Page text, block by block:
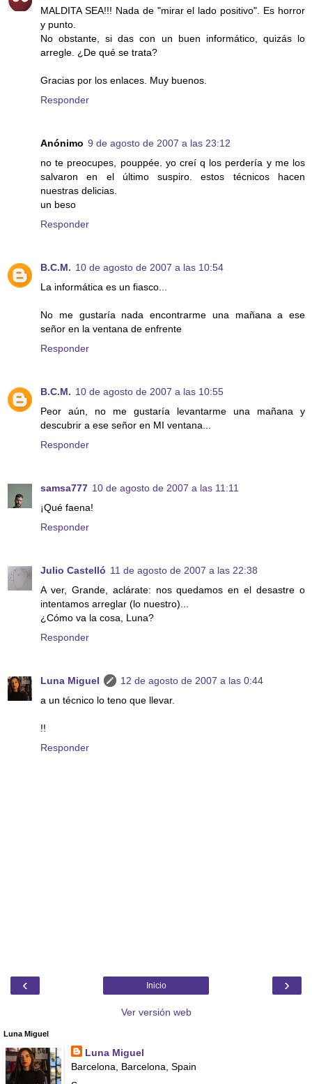
MALDITA SEA!!! Nada de "mirar el lado positivo". Es horror
y punto.
No obstante, si das con un buen informático, quizás lo
arregle. ¿De qué se trata?
Gracias por los enlaces. Muy buenos.
Responder
Anónimo 9 de agosto de 2007 a las 23:12
no te preocupes, pouppée. yo creí q los perdería y me los
salvaron en el último suspiro. estos técnicos hacen
nuestras delicias.
un beso
Responder
B.C.M. 10 de agosto de 2007 a las 10:54
La informática es un fiasco...
No me gustaría nada encontrarme una mañana a ese
señor en la ventana de enfrente
Responder
B.C.M. 10 de agosto de 2007 a las 10:55
Peor aún, no me gustaría levantarme una mañana y
descubrir a ese señor en MI ventana...
Responder
samsa777 10 de agosto de 2007 a las 11:11
¡Qué faena!
Responder
Julio Castelló 11 de agosto de 2007 a las 22:38
A ver, Grande, aclárate: nos quedamos en el desastre o
intentamos arreglar (lo nuestro)...
¿Cómo va la cosa, Luna?
Responder
Luna Miguel
12 de agosto de 2007 a las 0:44
a un técnico lo teno que llevar.
!!
Responder
‹ ›
Inicio
Ver versión web
Luna Miguel
Luna Miguel
Barcelona, Barcelona, Spain